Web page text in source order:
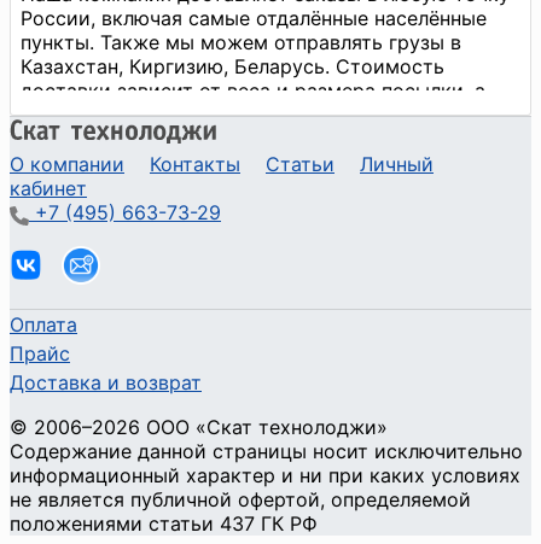
О компании Контакты Статьи
Личный
кабинет
+7 (495) 663-73-29
Оплата
Прайс
Доставка и возврат
© 2006–2026 ООО «Скат технолоджи»
Содержание данной страницы носит исключительно
информационный характер и ни при каких условиях
не является публичной офертой, определяемой
положениями статьи 437 ГК РФ